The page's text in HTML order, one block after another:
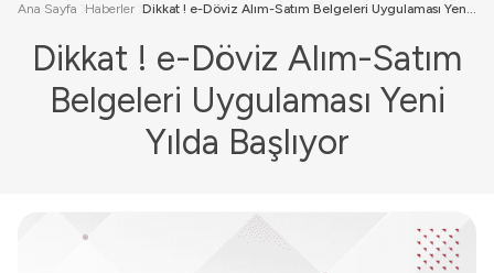
Ana Sayfa Haberler Dikkat ! e-Döviz Alım-Satım Belgeleri Uygulaması Yeni Yılda Başlıyor
Dikkat ! e-Döviz Alım-Satım
Belgeleri Uygulaması Yeni
Yılda Başlıyor